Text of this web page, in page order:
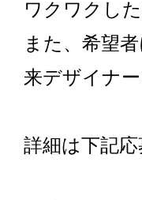
ワクワクし
また、希望
来デザイナ
詳細は下記